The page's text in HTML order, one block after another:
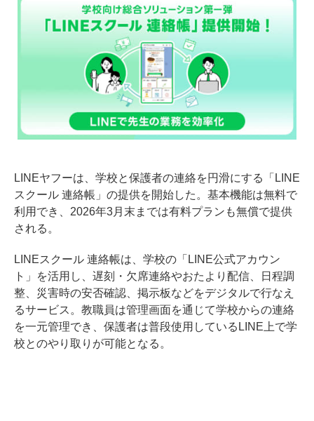
LINEヤフーは、学校と保護者の連絡を円滑にする「LINE
スクール 連絡帳」の提供を開始した。基本機能は無料で
利用でき、2026年3月末までは有料プランも無償で提供
される。
LINEスクール 連絡帳は、学校の「LINE公式アカウン
ト」を活用し、遅刻・欠席連絡やおたより配信、日程調
整、災害時の安否確認、掲示板などをデジタルで行なえ
るサービス。教職員は管理画面を通じて学校からの連絡
を一元管理でき、保護者は普段使用しているLINE上で学
校とのやり取りが可能となる。